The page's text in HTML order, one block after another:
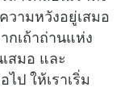
วามหวังอยู่เสมอ
กเถ้าถ่านแห่ง
สมอ และ
ป ให้เราเริ่ม